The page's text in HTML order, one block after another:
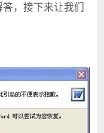
，接下来让我们